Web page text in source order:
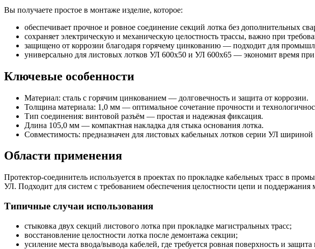
Вы получаете простое в монтаже изделие, которое:
обеспечивает прочное и ровное соединение секций лотка без дополнительных
сохраняет электрическую и механическую целостность трассы, важно при
защищено от коррозии благодаря горячему цинкованию — подходит для
универсально для листовых лотков УЛ 600х50 и УЛ 600х65 — экономит время
Ключевые особенности
Материал: сталь с горячим цинкованием — долговечность и защита от коррозии.
Толщина материала: 1,0 мм — оптимальное сочетание прочности и
Тип соединения: винтовой разъём — простая и надежная фиксация.
Длина 105,0 мм — компактная накладка для стыка основания лотка.
Совместимость: предназначен для листовых кабельных лотков серии УЛ
Области применения
Протектор-соединитель используется в проектах по прокладке кабельных трасс в
УЛ. Подходит для систем с требованием обеспечения целостности цепи и поддержания
Типичные случаи использования
стыковка двух секций листового лотка при прокладке магистральных трасс;
восстановление целостности лотка после демонтажа секции;
усиление места ввода/вывода кабелей, где требуется ровная поверхность и защита